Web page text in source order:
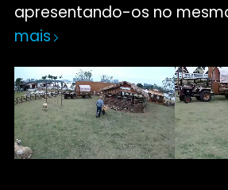
apresentando-os no
mais